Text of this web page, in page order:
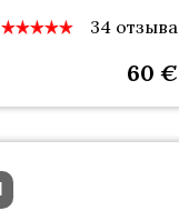
34 отзыва
60€